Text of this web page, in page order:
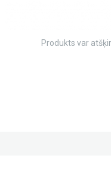
Produkts var